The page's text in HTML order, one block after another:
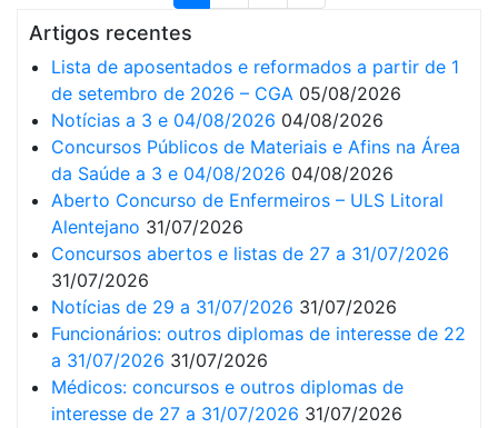
Artigos recentes
Lista de aposentados e reformados a partir de 1
de setembro de 2026 – CGA 05/08/2026
Notícias a 3 e 04/08/2026 04/08/2026
Concursos Públicos de Materiais e Afins na Área
da Saúde a 3 e 04/08/2026 04/08/2026
Aberto Concurso de Enfermeiros – ULS Litoral
Alentejano 31/07/2026
Concursos abertos e listas de 27 a 31/07/2026
31/07/2026
Notícias de 29 a 31/07/2026 31/07/2026
Funcionários: outros diplomas de interesse de 22
a 31/07/2026 31/07/2026
Médicos: concursos e outros diplomas de
interesse de 27 a 31/07/2026 31/07/2026